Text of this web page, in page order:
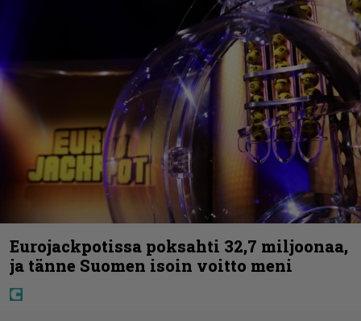
Eurojackpotissa poksahti 32,7 miljoonaa,
ja tänne Suomen isoin voitto meni